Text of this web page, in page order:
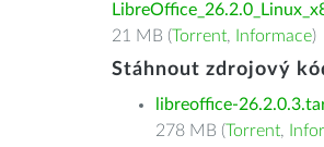
21 MB (Torrent, Informace)
Stáhnout zdrojový
libreoffice-
278 MB (Torrent,